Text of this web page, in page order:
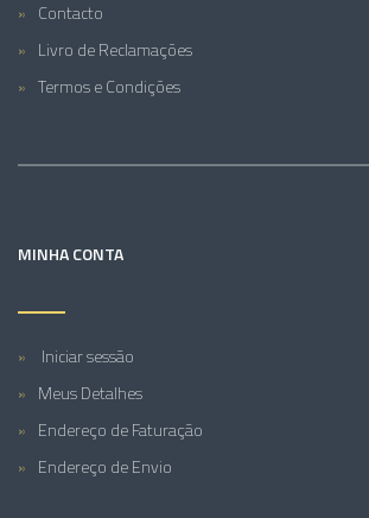
Contacto
Livro de Reclamações
Termos e Condições
MINHA CONTA
Iniciar sessão
Meus Detalhes
Endereço de Faturação
Endereço de Envio